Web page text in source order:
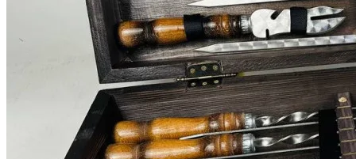
подарок шампура
подарочный набор с шампурами в кейсе
наборы шампуров подарочные
шампура купить
купить подарочный набор шампуров в кейсе
шампура на подарок
подарочный набор шампура
шампура для шашлыка подарочные наборы